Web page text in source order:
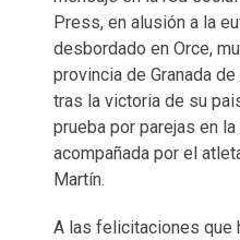
Press, en alusión a la
desbordado en Orce,
provincia de Granada
tras la victoria de su
prueba por parejas en
acompañada por el
Martín.
A las felicitaciones que